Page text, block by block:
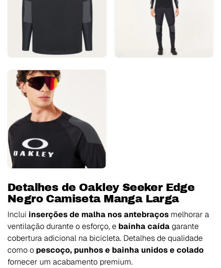
Detalhes de Oakley Seeker Edge
Negro Camiseta Manga Larga
Inclui inserções de malha nos antebraços melhorar a
ventilação durante o esforço, e bainha caídagarante
cobertura adicional na bicicleta. Detalhes de qualidade
como o pescoço, punhos e bainha unidos e colado
fornecer um acabamento premium.